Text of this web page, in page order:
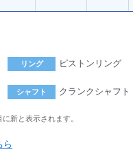
リング ピストンリング
シャフト クランクシャフト
新と表示されます。
ら